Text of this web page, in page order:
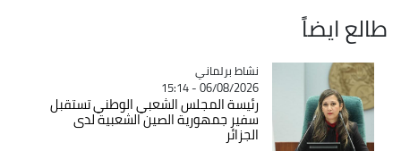
طالع ايضاً
Catégorie
نشاط برلماني
06/08/2026 - 15:14
رئيسة المجلس الشعبي الوطني تستقبل
سفير جمهورية الصين الشعبية لدى
الجزائر